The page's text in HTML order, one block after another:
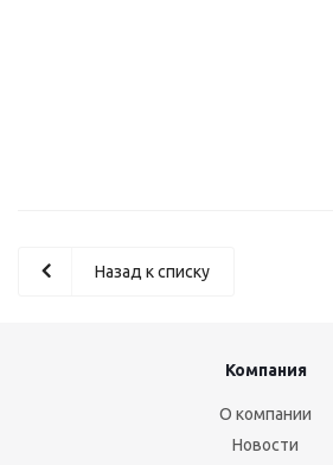
Назад к списку
Компания
О компании
Новости